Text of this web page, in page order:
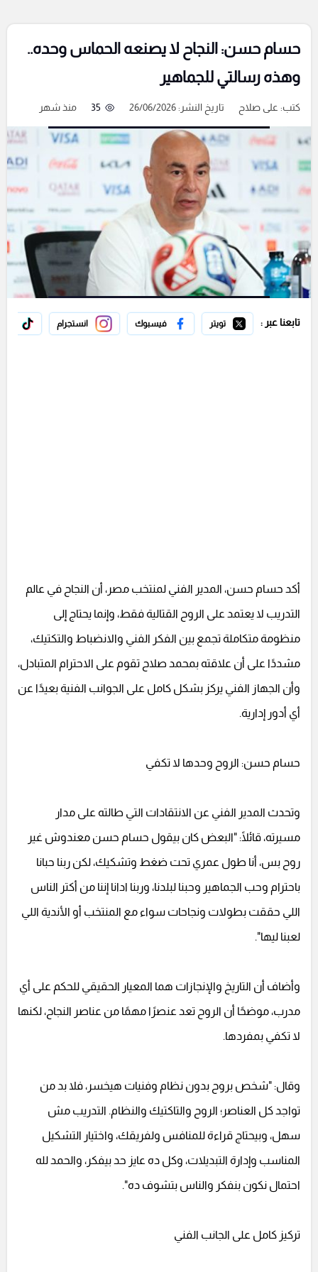
حسام حسن: النجاح لا يصنعه الحماس وحده..
وهذه رسالتي للجماهير
كتب: على صلاح تاريخ النشر: 26/06/2026 35 منذ شهر
تابعنا عبر : تويتر فيسبوك انستجرام
أكد حسام حسن، المدير الفني لمنتخب مصر، أن النجاح في عالم
التدريب لا يعتمد على الروح القتالية فقط، وإنما يحتاج إلى
منظومة متكاملة تجمع بين الفكر الفني والانضباط والتكتيك،
مشددًا على أن علاقته بمحمد صلاح تقوم على الاحترام المتبادل،
وأن الجهاز الفني يركز بشكل كامل على الجوانب الفنية بعيدًا عن
أي أدور إدارية.
حسام حسن: الروح وحدها لا تكفي
وتحدث المدير الفني عن الانتقادات التي طالته على مدار
مسيرته، قائلًا: "البعض كان بيقول حسام حسن معندوش غير
روح بس، أنا طول عمري تحت ضغط وتشكيك، لكن ربنا حبانا
باحترام وحب الجماهير وحبنا لبلدنا، وربنا ادانا إننا من أكتر الناس
اللي حققت بطولات ونجاحات سواء مع المنتخب أو الأندية اللي
لعبنا ليها".
وأضاف أن التاريخ والإنجازات هما المعيار الحقيقي للحكم على أي
مدرب، موضحًا أن الروح تعد عنصرًا مهمًا من عناصر النجاح، لكنها
لا تكفي بمفردها.
وقال: "شخص بروح بدون نظام وفنيات هيخسر، فلا بد من
تواجد كل العناصر؛ الروح والتاكتيك والنظام. التدريب مش
سهل، وبيحتاج قراءة للمنافس ولفريقك، واختيار التشكيل
المناسب وإدارة التبديلات، وكل ده عايز حد بيفكر، والحمد لله
احتمال نكون بنفكر والناس بتشوف ده".
تركيز كامل على الجانب الفني